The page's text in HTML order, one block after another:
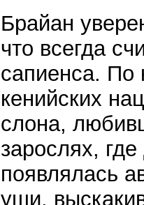
Брайан
что всегда
сапиенса. По
кенийских
слона,
зарослях,
появлялась
уши,